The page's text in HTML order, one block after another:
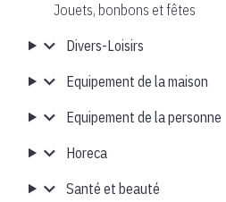
Jouets, bonbons et fêtes
Divers-Loisirs
Equipement de la maison
Equipement de la personne
Horeca
Santé et beauté